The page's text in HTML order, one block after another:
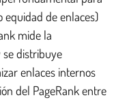
equidad de enlaces)
mide la
se distribuye
enlaces internos
del PageRank entre